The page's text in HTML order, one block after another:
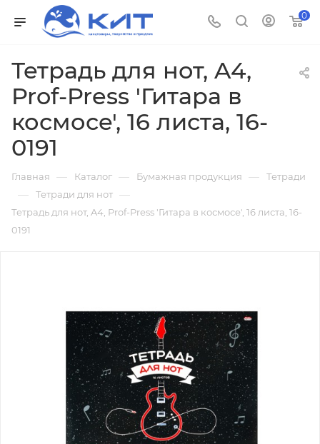
0
Тетрадь для нот, A4,
Prof-Press 'Гитара в
космосе', 16 листа, 16-
0191
Главная — Каталог — Бумажная продукция — Тетради
— Тетради для нот —
Тетрадь для нот, A4, Prof-Press 'Гитара в космосе', 16 листа, 16-
0191